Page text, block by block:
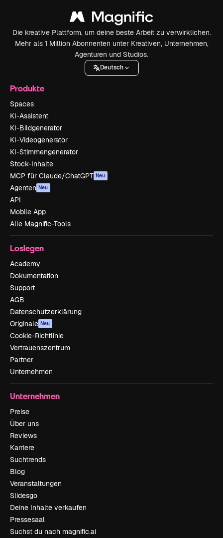
Die kreative Plattform, um deine beste Arbeit zu verwirklichen.
Mehr als 1 Million Abonnenten unter Kreativen, Unternehmen,
Agenturen und Studios.
Deutsch
Produkte
Spaces
KI-Assistent
KI-Bildgenerator
KI-Videogenerator
KI-Stimmengenerator
Stock-Inhalte
MCP für Claude/ChatGPT Neu
Agenten Neu
API
Mobile App
Alle Magnific-Tools
Loslegen
Academy
Dokumentation
Support
AGB
Datenschutzerklärung
Originale Neu
Cookie-Richtlinie
Vertrauenszentrum
Partner
Unternehmen
Unternehmen
Preise
Über uns
Reviews
Karriere
Suchtrends
Blog
Veranstaltungen
Slidesgo
Deine Inhalte verkaufen
Pressesaal
Suchst du nach magnific.ai